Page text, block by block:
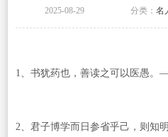
2025-08-29 分类： 名
1、书犹药也，善读之可以医愚
2、君子博学而日参省乎己，则